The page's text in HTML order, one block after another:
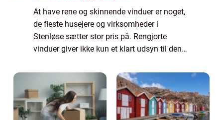
At have rene og skinnende vinduer er noget,
de fleste husejere og virksomheder i
Stenløse sætter stor pris på. Rengjorte
vinduer giver ikke kun et klart udsyn til den
ren og indbyden...